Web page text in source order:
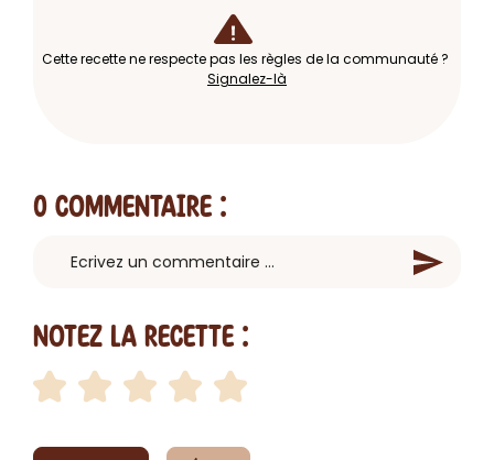
Cette recette ne respecte pas les règles de la communauté ?
Signalez-là
0 Commentaire :
Notez la recette :